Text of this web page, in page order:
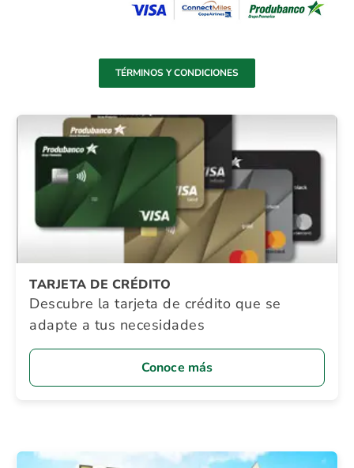
TÉRMINOS Y CONDICIONES
TARJETA DE CRÉDITO
Descubre la tarjeta de crédito que se
adapte a tus necesidades
Conoce más